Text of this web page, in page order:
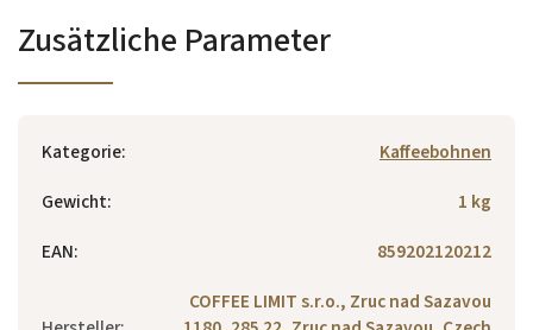
Zusätzliche Parameter
Kategorie:
Kaffeebohnen
Gewicht:
1 kg
EAN: 859202120212
COFFEE LIMIT s.r.o., Zruc nad Sazavou